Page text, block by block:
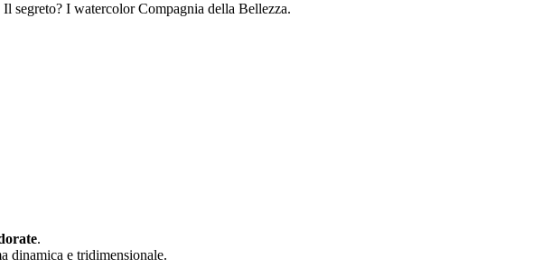
segreto? I watercolor Compagnia della Bellezza.
.
dinamica e tridimensionale.